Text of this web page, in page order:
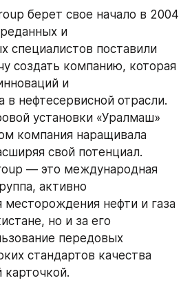
берет свое начало в 2004
и
специалистов поставили
создать компанию, которая
и
в нефтесервисной отрасли.
установки «Уралмаш»
компания наращивала
свой потенциал.
— это международная
активно
нефти и газа
но и за его
передовых
стандартов качества
карточкой.